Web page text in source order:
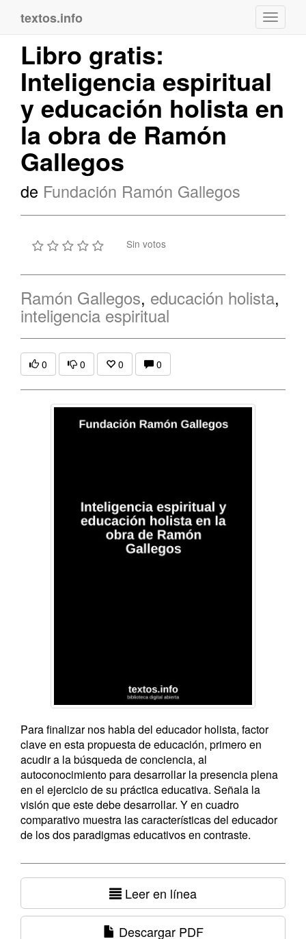
textos.info
Libro gratis:
Inteligencia espiritual
y educación holista en
la obra de Ramón
Gallegos
de Fundación Ramón Gallegos
Sin votos
Ramón Gallegos, educación holista,
inteligencia espiritual
0 0 0 0
Para finalizar nos habla del educador holista, factor
clave en esta propuesta de educación, primero en
acudir a la búsqueda de conciencia, al
autoconocimiento para desarrollar la presencia plena
en el ejercicio de su práctica educativa. Señala la
visión que este debe desarrollar. Y en cuadro
comparativo muestra las características del educador
de los dos paradigmas educativos en contraste.
Leer en línea
Descargar PDF